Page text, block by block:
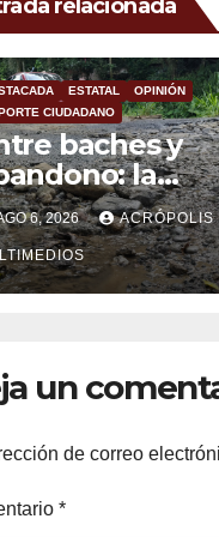
relacionada
ESTATAL
OPINIÓN
CIUDADANO
baches y
la
Colipa-
se
en un
diario
6, 2026 ACRÓPOLIS
un
de correo
*